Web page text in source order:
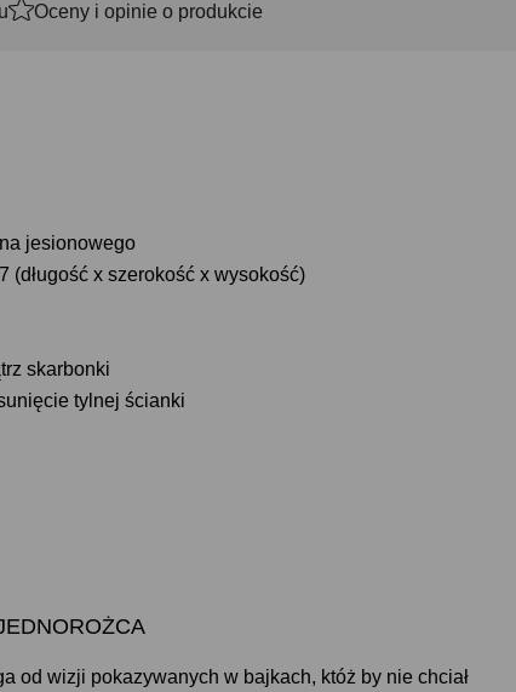
Oceny i opinie o produkcie
jesionowego
(długość x szerokość x wysokość)
skarbonki
tylnej ścianki
od wizji pokazywanych w bajkach, któż by nie chciał